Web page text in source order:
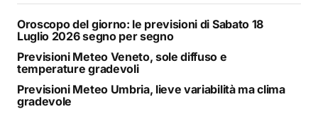
Oroscopo del giorno: le previsioni di Sabato 18
Luglio 2026 segno per segno
Previsioni Meteo Veneto, sole diffuso e
temperature gradevoli
Previsioni Meteo Umbria, lieve variabilità ma clima
gradevole